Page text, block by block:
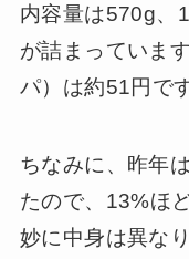
内容量は570g、
が詰まっていま
パ）は約51円です
ちなみに、昨年
たので、13%ほ
妙に中身は異な